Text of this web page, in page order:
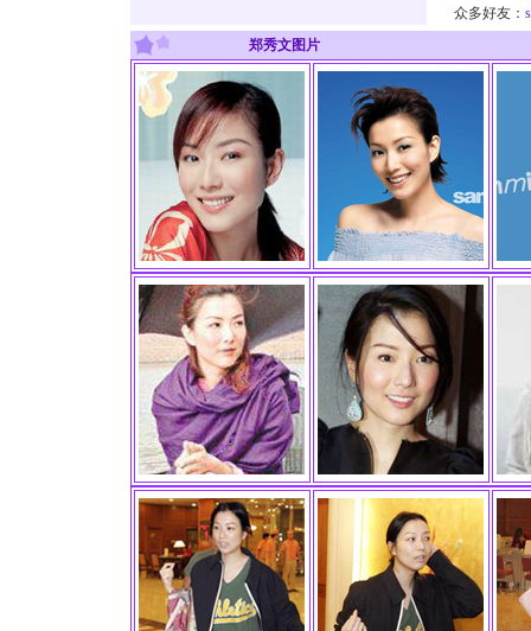
众多好友：
郑秀文图片